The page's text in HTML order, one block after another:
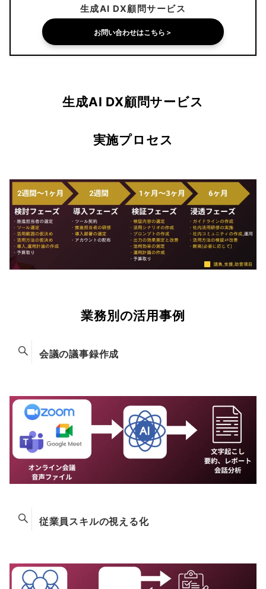
生成AI DX顧問サービス
お問い合わせはこちら＞
生成AI DX顧問サービス
実施プロセス
業務別の活用事例
会議の議事録作成
従業員スキルの視える化